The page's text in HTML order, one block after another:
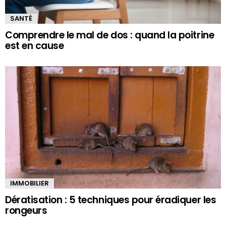
SANTÉ
Comprendre le mal de dos : quand la poitrine
est en cause
IMMOBILIER
Dératisation : 5 techniques pour éradiquer les
rongeurs